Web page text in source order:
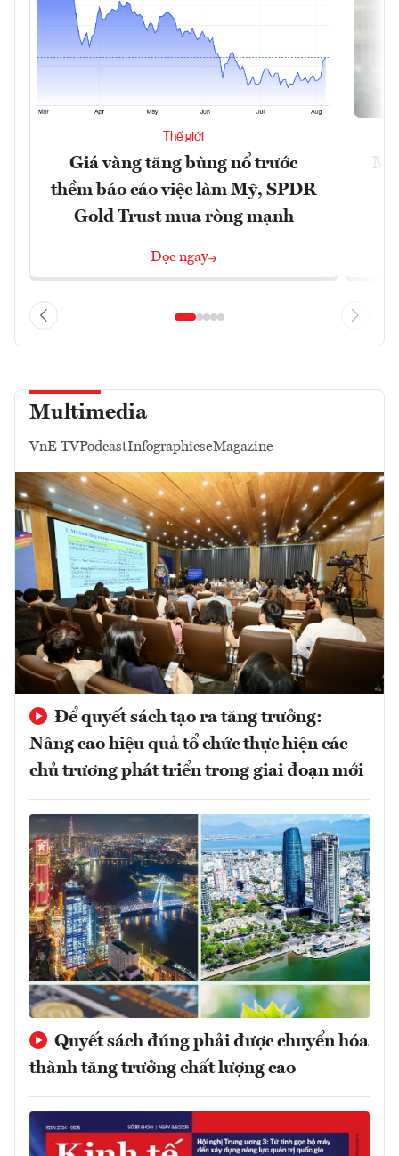
Thế giới
Giá vàng tăng bùng nổ trước
thềm báo cáo việc làm Mỹ, SPDR
Gold Trust mua ròng mạnh
Đọc ngay
Multimedia
VnE TVPodcastInfographicseMagazine
Để quyết sách tạo ra tăng trưởng:
Nâng cao hiệu quả tổ chức thực hiện các
chủ trương phát triển trong giai đoạn mới
Quyết sách đúng phải được chuyển hóa
thành tăng trưởng chất lượng cao